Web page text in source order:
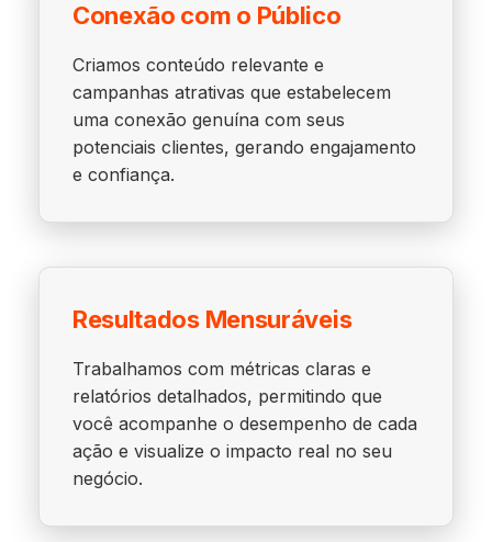
Conexão com o Público
Criamos conteúdo relevante e
campanhas atrativas que estabelecem
uma conexão genuína com seus
potenciais clientes, gerando engajamento
e confiança.
Resultados Mensuráveis
Trabalhamos com métricas claras e
relatórios detalhados, permitindo que
você acompanhe o desempenho de cada
ação e visualize o impacto real no seu
negócio.